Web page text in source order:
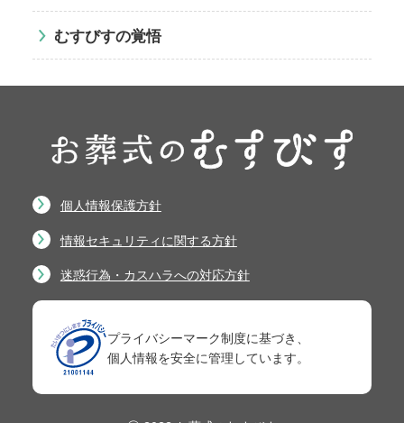
むすびすの覚悟
個人情報保護方針
情報セキュリティに関する方針
迷惑行為・カスハラへの対応方針
プライバシーマーク制度に基づき、
個人情報を安全に管理しています。